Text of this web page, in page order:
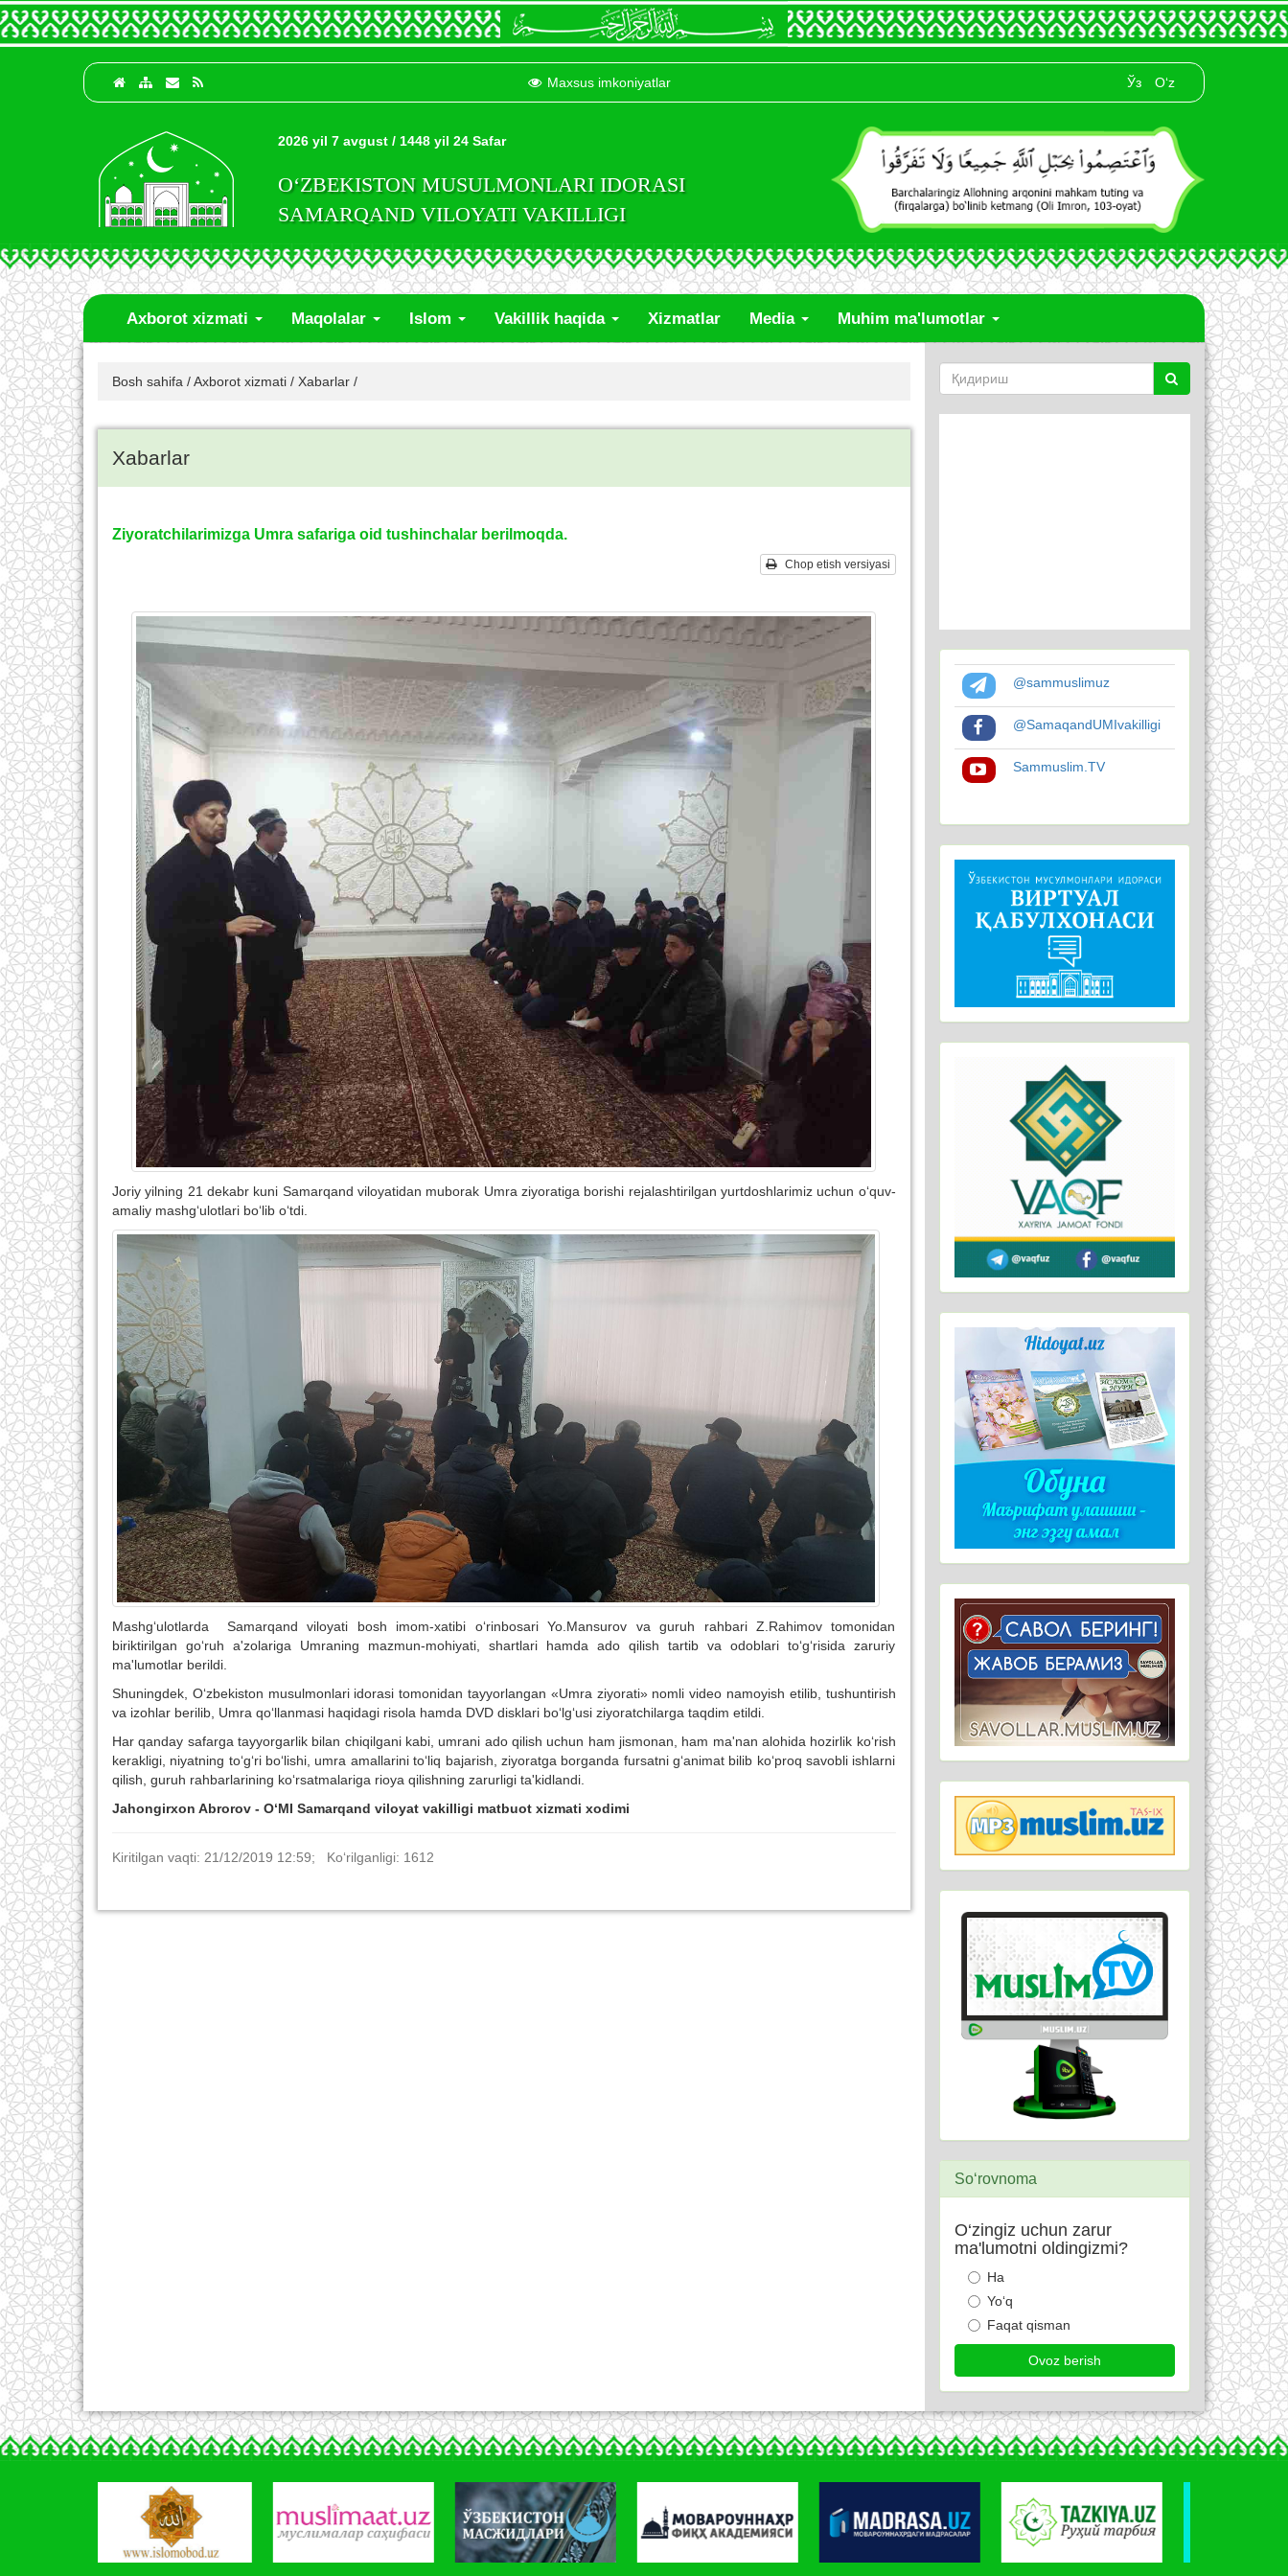
Maxsus imkoniyatlar Ўз O‘z
2026 yil 7 avgust / 1448 yil 24 Safar
O‘ZBEKISTON MUSULMONLARI IDORASI
SAMARQAND VILOYATI VAKILLIGI
Axborot xizmati Maqolalar Islom Vakillik haqida Xizmatlar Media Muhim ma'lumotlar
Bosh sahifa /Axborot xizmati / Xabarlar /
Xabarlar
Ziyoratchilarimizga Umra safariga oid tushinchalar berilmoqda.
Chop etish versiyasi
Joriy yilning 21 dekabr kuni Samarqand viloyatidan muborak Umra ziyoratiga borishi rejalashtirilgan yurtdoshlarimiz uchun o‘quv-
amaliy mashg‘ulotlari bo‘lib o‘tdi.
Mashg‘ulotlarda Samarqand viloyati bosh imom-xatibi o‘rinbosari Yo.Mansurov va guruh rahbari Z.Rahimov tomonidan
biriktirilgan go‘ruh a'zolariga Umraning mazmun-mohiyati, shartlari hamda ado qilish tartib va odoblari to‘g‘risida zaruriy
ma'lumotlar berildi.
Shuningdek, O‘zbekiston musulmonlari idorasi tomonidan tayyorlangan «Umra ziyorati» nomli video namoyish etilib, tushuntirish
va izohlar berilib, Umra qo‘llanmasi haqidagi risola hamda DVD disklari bo‘lg‘usi ziyoratchilarga taqdim etildi.
Har qanday safarga tayyorgarlik bilan chiqilgani kabi, umrani ado qilish uchun ham jismonan, ham ma'nan alohida hozirlik ko‘rish
kerakligi, niyatning to‘g‘ri bo‘lishi, umra amallarini to‘liq bajarish, ziyoratga borganda fursatni g‘animat bilib ko‘proq savobli ishlarni
qilish, guruh rahbarlarining ko‘rsatmalariga rioya qilishning zarurligi ta'kidlandi.
Jahongirxon Abrorov - O‘MI Samarqand viloyat vakilligi matbuot xizmati xodimi
Kiritilgan vaqti: 21/12/2019 12:59; Ko‘rilganligi: 1612
@sammuslimuz
@SamaqandUMIvakilligi
Sammuslim.TV
So‘rovnoma
O‘zingiz uchun zarur
ma'lumotni oldingizmi?
Ha
Yo‘q
Faqat qisman